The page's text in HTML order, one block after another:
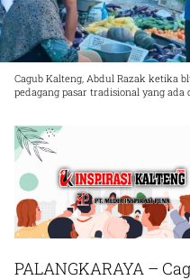
Cagub Kalteng, Abdul Razak ketika
pedagang pasar tradisional yang ada
PALANGKARAYA –